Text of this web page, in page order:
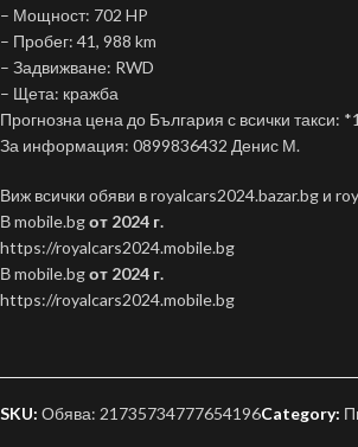
– Мощност: 702 HP
– Пробег: 41, 988 km
– Задвижване: RWD
– Щета: кражба
Прогнозна цена до България с всички такси:
За информация: 0899836432 Денис М.
Виж всички обяви в royalcars2024.bazar.bg и
В mobile.bgот 2024 г.
https://royalcars2024.mobile.bg
В mobile.bgот 2024 г.
https://royalcars2024.mobile.bg
SKU: Обява: 21735734777654196Category: